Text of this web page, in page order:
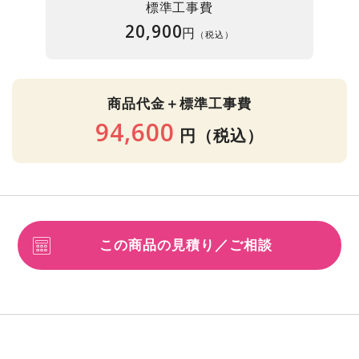
標準工事費
20,900円 （税込）
商品代金＋標準工事費
94,600 円 （税込）
この商品の見積り／ご相談